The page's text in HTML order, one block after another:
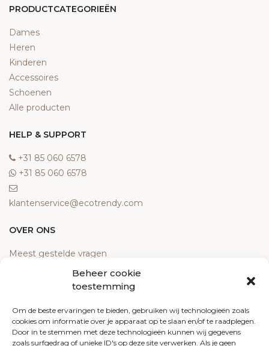
Beheer cookie
toestemming
Om de beste ervaringen te bieden, gebruiken wij technologieën zoals
cookies om informatie over je apparaat op te slaan en/of te raadplegen.
Door in te stemmen met deze technologieën kunnen wij gegevens
zoals surfgedrag of unieke ID's op deze site verwerken. Als je geen
PRODUCTCATEGORIEËN
Dames
Heren
Kinderen
Accessoires
Schoenen
Alle producten
HELP & SUPPORT
‎+31 85 060 6578
‎+31 85 060 6578
klantenservice@ecotrendy.com
OVER ONS
Meest gestelde vragen
Algemene voorwaarden
Klachten
Privacy policy
Cookiebeleid